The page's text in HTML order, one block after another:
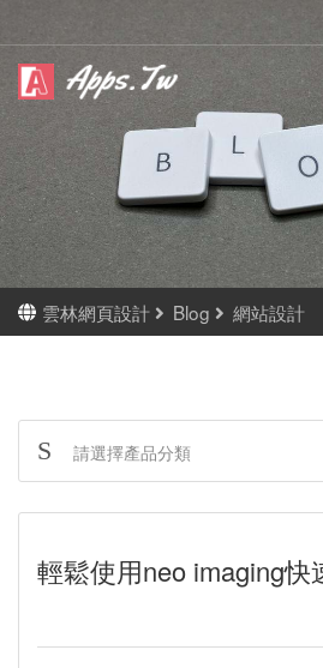
雲林網頁設計 Blog 網站設計
輕鬆使用neo imaging快